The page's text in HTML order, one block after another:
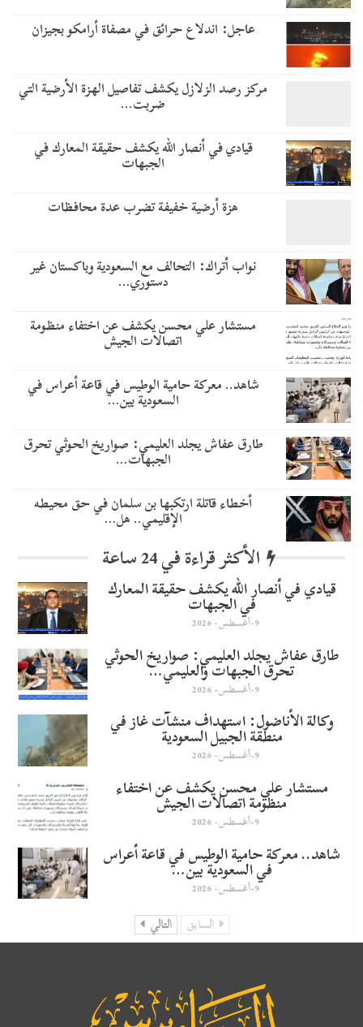
عاجل: اندلاع حرائق في مصفاة أرامكو بجيزان
مركز رصد الزلازل يكشف تفاصيل الهزة الأرضية التي
ضربت…
قيادي في أنصار الله يكشف حقيقة المعارك في
الجبهات
هزة أرضية خفيفة تضرب عدة محافظات
نواب أتراك: التحالف مع السعودية وباكستان غير
دستوري…
مستشار علي محسن يكشف عن اختفاء منظومة
اتصالات الجيش
شاهد.. معركة حامية الوطيس في قاعة أعراس في
السعودية بين…
طارق عفاش يجلد العليمي: صواريخ الحوثي تحرق
الجبهات…
أخطاء قاتلة ارتكبها بن سلمان في حق محيطه
الإقليمي.. هل…
الأكثر قراءة في 24 ساعة
قيادي في أنصار الله يكشف حقيقة المعارك
في الجبهات
9-أغسطس- 2026
طارق عفاش يجلد العليمي: صواريخ الحوثي
تحرق الجبهات والعليمي…
9-أغسطس- 2026
وكالة الأناضول: استهداف منشآت غاز في
منطقة الجبيل السعودية
9-أغسطس- 2026
مستشار علي محسن يكشف عن اختفاء
منظومة اتصالات الجيش
9-أغسطس- 2026
شاهد.. معركة حامية الوطيس في قاعة أعراس
في السعودية بين…
9-أغسطس- 2026
السابق التالي